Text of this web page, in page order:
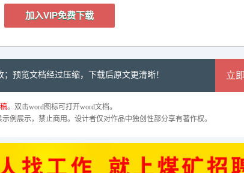
加入VIP免费下载
预览文档经过压缩，下载后原文更清晰！ 立
。双击word图标可打开word文档。
例展示，禁止商用。设计者仅对作品中独创性部分享有著作权。